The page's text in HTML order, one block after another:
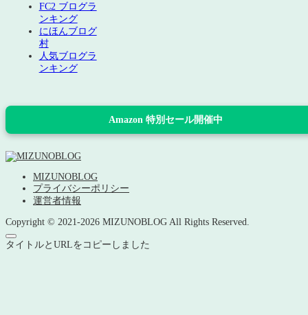
FC2 ブログラ
ンキング
にほんブログ
村
人気ブログラ
ンキング
Amazon 特別セール開催中
MIZUNOBLOG
プライバシーポリシー
運営者情報
Copyright © 2021-2026 MIZUNOBLOG All Rights Reserved.
タイトルとURLをコピーしました